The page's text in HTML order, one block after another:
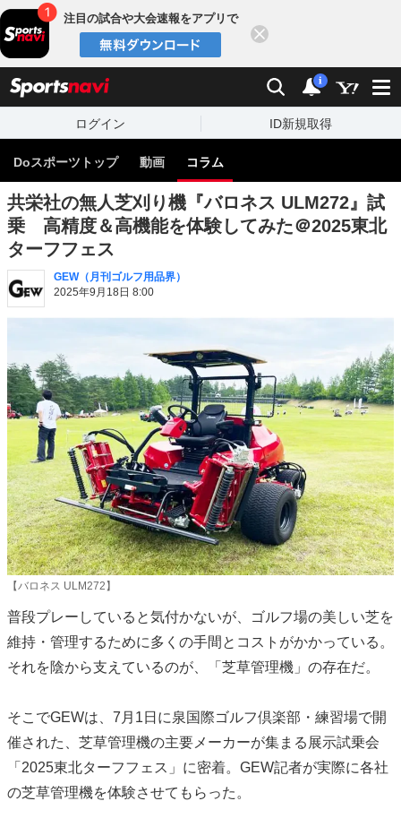
注目の試合や大会速報をアプリで
検索 通知
i
ログイン ID新規取得
Doスポーツトップ 動画 コラム
共栄社の無人芝刈り機『バロネス ULM272』試
乗 高精度＆高機能を体験してみた＠2025東北
ターフフェス
GEW（月刊ゴルフ用品界）
2025年9月18日 8:00
【バロネス ULM272】
普段プレーしていると気付かないが、ゴルフ場の美しい芝を
維持・管理するために多くの手間とコストがかかっている。
それを陰から支えているのが、「芝草管理機」の存在だ。
そこでGEWは、7月1日に泉国際ゴルフ倶楽部・練習場で開
催された、芝草管理機の主要メーカーが集まる展示試乗会
「2025東北ターフフェス」に密着。GEW記者が実際に各社
の芝草管理機を体験させてもらった。